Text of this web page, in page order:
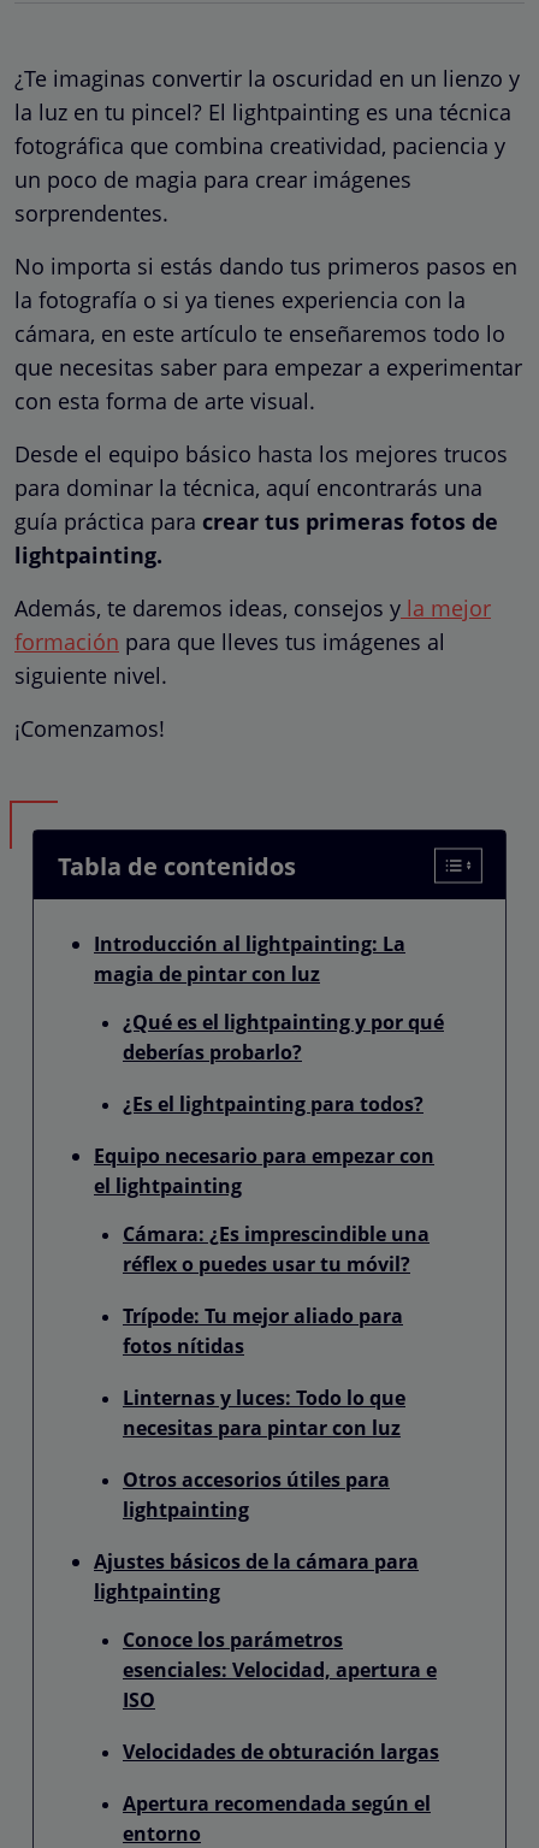
¿Te imaginas convertir la oscuridad en un lienzo y
la luz en tu pincel? El lightpainting es una técnica
fotográfica que combina creatividad, paciencia y
un poco de magia para crear imágenes
sorprendentes.
No importa si estás dando tus primeros pasos en
la fotografía o si ya tienes experiencia con la
cámara, en este artículo te enseñaremos todo lo
que necesitas saber para empezar a experimentar
con esta forma de arte visual.
Desde el equipo básico hasta los mejores trucos
para dominar la técnica, aquí encontrarás una
guía práctica para crear tus primeras fotos de
lightpainting.
Además, te daremos ideas, consejos y la mejor
formación para que lleves tus imágenes al
siguiente nivel.
¡Comenzamos!
Tabla de contenidos
Introducción al lightpainting: La
magia de pintar con luz
¿Qué es el lightpainting y por qué
deberías probarlo?
¿Es el lightpainting para todos?
Equipo necesario para empezar con
el lightpainting
Cámara: ¿Es imprescindible una
réflex o puedes usar tu móvil?
Trípode: Tu mejor aliado para
fotos nítidas
Linternas y luces: Todo lo que
necesitas para pintar con luz
Otros accesorios útiles para
lightpainting
Ajustes básicos de la cámara para
lightpainting
Conoce los parámetros
esenciales: Velocidad, apertura e
ISO
Velocidades de obturación largas
Apertura recomendada según el
entorno